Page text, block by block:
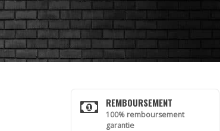
REMBOURSEMENT
100% remboursement
garantie